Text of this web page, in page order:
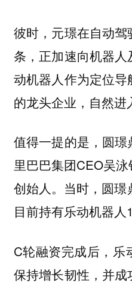
彼时，元璟在自动
条，正加速向机器
动机器人作为定位
的龙头企业，自然进
值得一提的是，圆
里巴巴集团CEO吴
创始人。当时，圆璟
目前持有乐动机器人
C轮融资完成后，乐
保持增长韧性，并